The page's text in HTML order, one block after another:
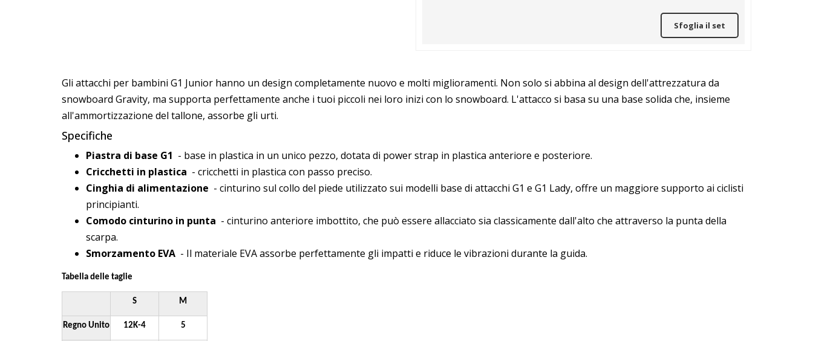
Sfoglia il set
Gli attacchi per bambini G1 Junior hanno un design completamente nuovo e molti miglioramenti. Non solo si abbina al design dell'attrezzatura da
snowboard Gravity, ma supporta perfettamente anche i tuoi piccoli nei loro inizi con lo snowboard. L'attacco si basa su una base solida che, insieme
all'ammortizzazione del tallone, assorbe gli urti.
Specifiche
Piastra di base G1 - base in plastica in un unico pezzo, dotata di power strap in plastica anteriore e posteriore.
Cricchetti in plastica - cricchetti in plastica con passo preciso.
Cinghia di alimentazione - cinturino sul collo del piede utilizzato sui modelli base di attacchi G1 e G1 Lady, offre un maggiore supporto ai ciclisti
principianti.
Comodo cinturino in punta - cinturino anteriore imbottito, che può essere allacciato sia classicamente dall'alto che attraverso la punta della
scarpa.
Smorzamento EVA - Il materiale EVA assorbe perfettamente gli impatti e riduce le vibrazioni durante la guida.
Tabella delle taglie
S M
Regno Unito 12K-4 5